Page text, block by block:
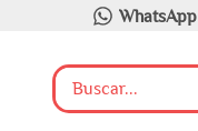
WhatsApp